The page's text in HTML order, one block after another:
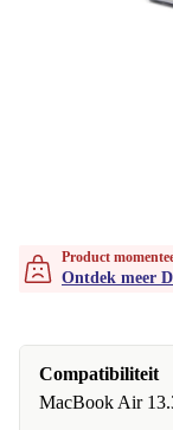
Product
Ontdek meer
Compatibiliteit
MacBook Air